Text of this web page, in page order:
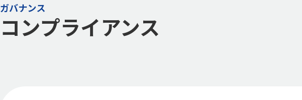
ガバナンス
コンプライアンス